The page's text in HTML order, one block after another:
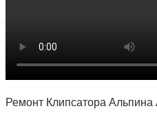
Ремонт Клипсатора